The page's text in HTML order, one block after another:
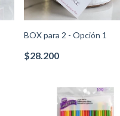
BOX para 2 - Opción 1
$28.200